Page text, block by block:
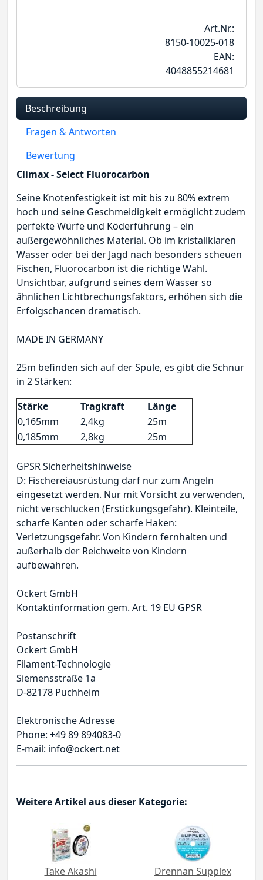
Art.Nr.:
8150-10025-018
EAN:
4048855214681
Beschreibung
Fragen & Antworten
Bewertung
Climax - Select Fluorocarbon
Seine Knotenfestigkeit ist mit bis zu 80% extrem
hoch und seine Geschmeidigkeit ermöglicht zudem
perfekte Würfe und Köderführung – ein
außergewöhnliches Material. Ob im kristallklaren
Wasser oder bei der Jagd nach besonders scheuen
Fischen, Fluorocarbon ist die richtige Wahl.
Unsichtbar, aufgrund seines dem Wasser so
ähnlichen Lichtbrechungsfaktors, erhöhen sich die
Erfolgschancen dramatisch.
MADE IN GERMANY
25m befinden sich auf der Spule, es gibt die Schnur
in 2 Stärken:
Stärke
Tragkraft
Länge
0,165mm
2,4kg
25m
0,185mm
2,8kg 25m
GPSR Sicherheitshinweise
D: Fischereiausrüstung darf nur zum Angeln
eingesetzt werden. Nur mit Vorsicht zu verwenden,
nicht verschlucken (Erstickungsgefahr). Kleinteile,
scharfe Kanten oder scharfe Haken:
Verletzungsgefahr. Von Kindern fernhalten und
außerhalb der Reichweite von Kindern
aufbewahren.
Ockert GmbH
Kontaktinformation gem. Art. 19 EU GPSR
Postanschrift
Ockert GmbH
Filament-Technologie
Siemensstraße 1a
D-82178 Puchheim
Elektronische Adresse
Phone: +49 89 894083-0
E-mail: info@ockert.net
Weitere Artikel aus dieser Kategorie:
Take Akashi
Drennan Supplex